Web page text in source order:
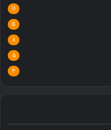
11
5
8
5
4